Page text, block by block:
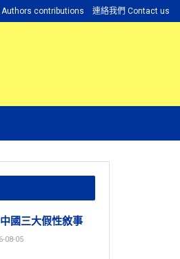
Authors contributions 連絡我們 Contact us
國三大假性敘事
08-05